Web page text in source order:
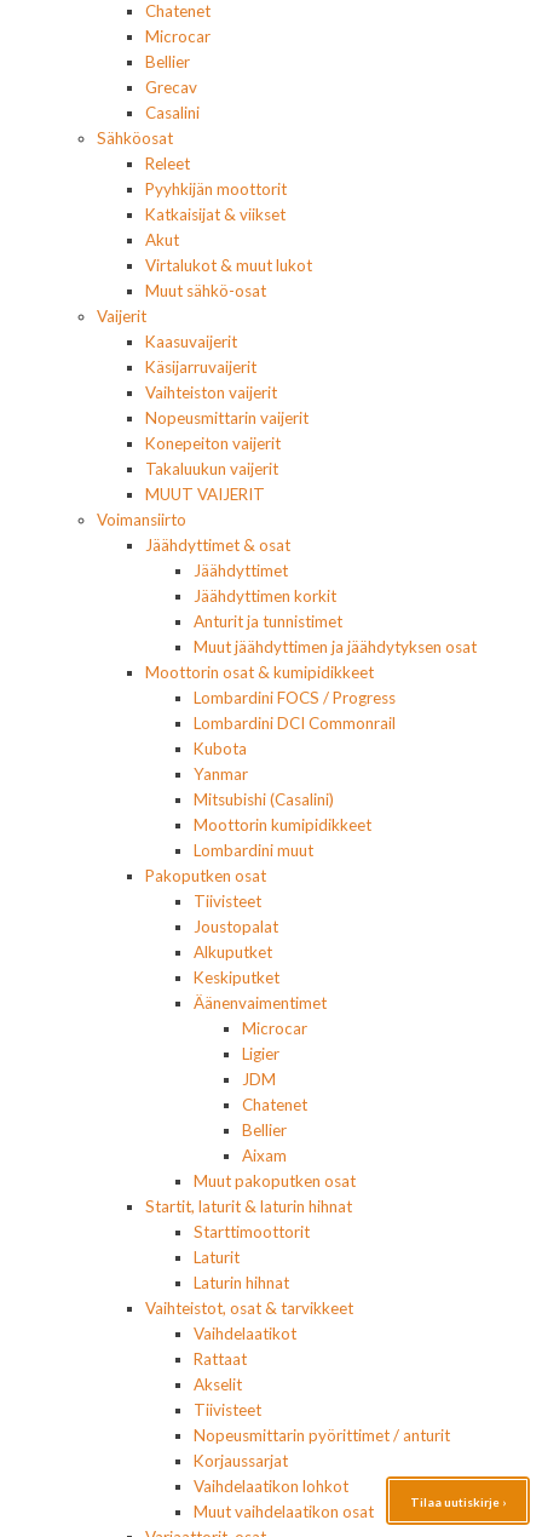
Chatenet
Microcar
Bellier
Grecav
Casalini
Sähköosat
Releet
Pyyhkijän moottorit
Katkaisijat & viikset
Akut
Virtalukot & muut lukot
Muut sähkö-osat
Vaijerit
Kaasuvaijerit
Käsijarruvaijerit
Vaihteiston vaijerit
Nopeusmittarin vaijerit
Konepeiton vaijerit
Takaluukun vaijerit
MUUT VAIJERIT
Voimansiirto
Jäähdyttimet & osat
Jäähdyttimet
Jäähdyttimen korkit
Anturit ja tunnistimet
Muut jäähdyttimen ja jäähdytyksen osat
Moottorin osat & kumipidikkeet
Lombardini FOCS / Progress
Lombardini DCI Commonrail
Kubota
Yanmar
Mitsubishi (Casalini)
Moottorin kumipidikkeet
Lombardini muut
Pakoputken osat
Tiivisteet
Joustopalat
Alkuputket
Keskiputket
Äänenvaimentimet
Microcar
Ligier
JDM
Chatenet
Bellier
Aixam
Muut pakoputken osat
Startit, laturit & laturin hihnat
Starttimoottorit
Laturit
Laturin hihnat
Vaihteistot, osat & tarvikkeet
Vaihdelaatikot
Rattaat
Akselit
Tiivisteet
Nopeusmittarin pyörittimet / anturit
Korjaussarjat
Vaihdelaatikon lohkot
Muut vaihdelaatikon osat
Tilaa uutiskirje ›